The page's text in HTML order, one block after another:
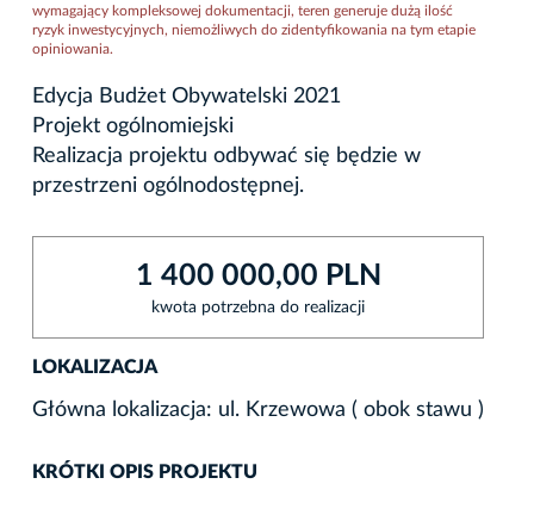
wymagający kompleksowej dokumentacji, teren generuje dużą ilość
ryzyk inwestycyjnych, niemożliwych do zidentyfikowania na tym etapie
opiniowania.
Edycja Budżet Obywatelski 2021
Projekt ogólnomiejski
Realizacja projektu odbywać się będzie w
przestrzeni ogólnodostępnej.
1 400 000,00 PLN
kwota potrzebna do realizacji
LOKALIZACJA
Główna lokalizacja: ul. Krzewowa ( obok stawu )
KRÓTKI OPIS PROJEKTU